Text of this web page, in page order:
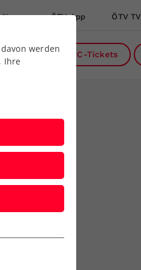
News ÖTV App ÖTV TV
DC-Tickets
werden
Ihre
der